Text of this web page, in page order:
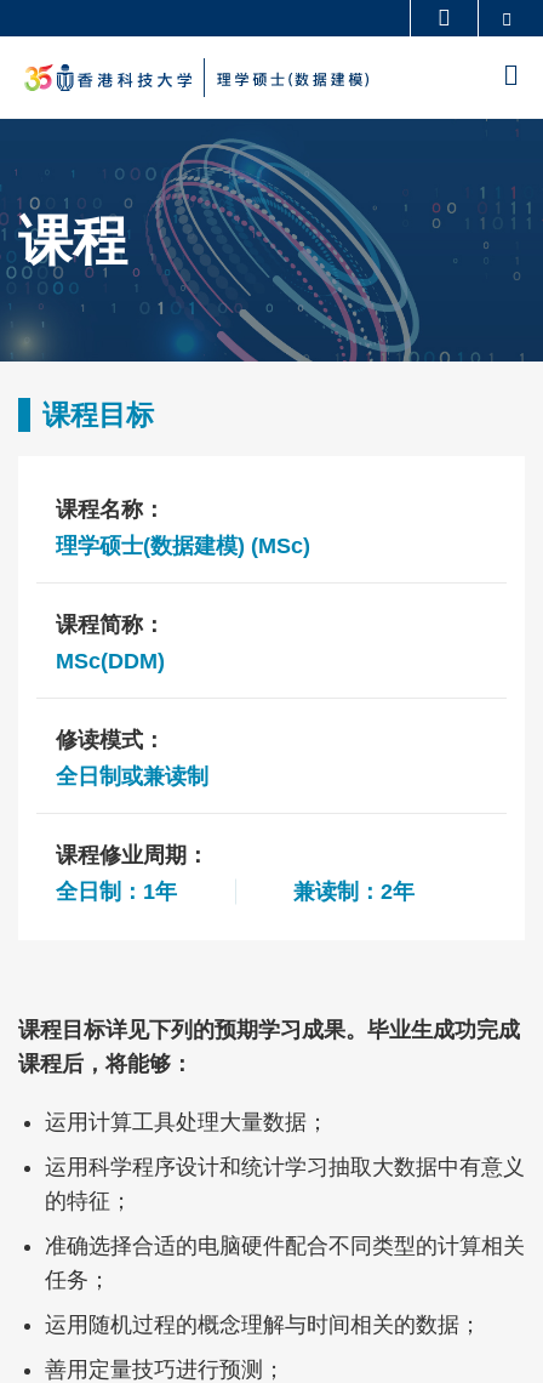
main
content
教授简录
Text
Area
课程
Text
课程目标
Area
课程名称：
理学硕士(数据建模) (MSc)
课程简称：
MSc(DDM)
修读模式：
全日制或兼读制
课程修业周期：
全日制：1年
兼读制：2年
Text
Area
课程目标详见下列的预期学习成果。毕业生成功完成
课程后，将能够：
运用计算工具处理大量数据；
运用科学程序设计和统计学习抽取大数据中有意义
的特征；
准确选择合适的电脑硬件配合不同类型的计算相关
任务；
运用随机过程的概念理解与时间相关的数据；
善用定量技巧进行预测；